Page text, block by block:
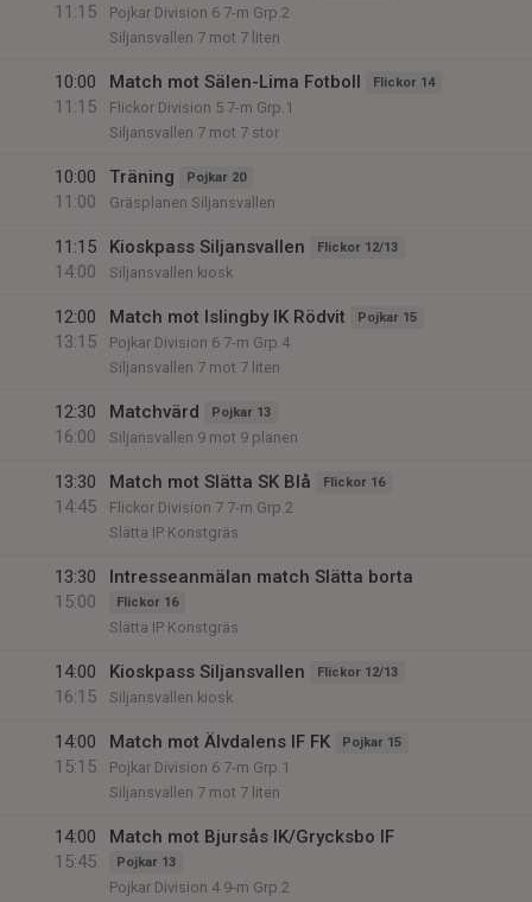
11:15
Pojkar Division 6 7-m Grp.2
Siljansvallen 7 mot 7 liten
10:00
11:15
Match mot Sälen-Lima Fotboll Flickor 14
Flickor Division 5 7-m Grp.1
Siljansvallen 7 mot 7 stor
10:00
11:00
Träning Pojkar 20
Gräsplanen Siljansvallen
11:15
14:00
Kioskpass Siljansvallen Flickor 12/13
Siljansvallen kiosk
12:00
13:15
Match mot Islingby IK Rödvit Pojkar 15
Pojkar Division 6 7-m Grp.4
Siljansvallen 7 mot 7 liten
12:30
16:00
Matchvärd Pojkar 13
Siljansvallen 9 mot 9 planen
13:30
14:45
Match mot Slätta SK Blå Flickor 16
Flickor Division 7 7-m Grp.2
Slätta IP Konstgräs
13:30
15:00
Intresseanmälan match Slätta borta
Flickor 16
Slätta IP Konstgräs
14:00
16:15
Kioskpass Siljansvallen Flickor 12/13
Siljansvallen kiosk
14:00
15:15
Match mot Älvdalens IF FK Pojkar 15
Pojkar Division 6 7-m Grp.1
Siljansvallen 7 mot 7 liten
14:00
15:45
Match mot Bjursås IK/Grycksbo IF
Pojkar 13
Pojkar Division 4 9-m Grp.2